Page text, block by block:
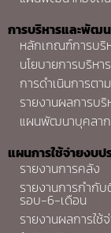
การบริหารและพัฒ
หลักเกณฑ์การบริ
นโยบายการบริห
การดำเนินการต
รายงานผลการบ
แผนพัฒนาบุคลา
แผนการใช้จ่ายงบป
รายงานการคลัง
รายงานการกำกั
รอบ-6-เดือน
รายงานผลการใ